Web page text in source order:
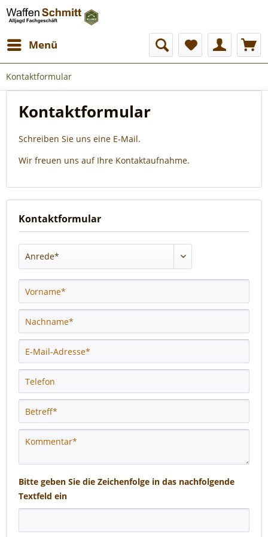
Menü
Kontaktformular
Kontaktformular
Schreiben Sie uns eine E-Mail.
Wir freuen uns auf Ihre Kontaktaufnahme.
Kontaktformular
Bitte geben Sie die Zeichenfolge in das nachfolgende
Textfeld ein